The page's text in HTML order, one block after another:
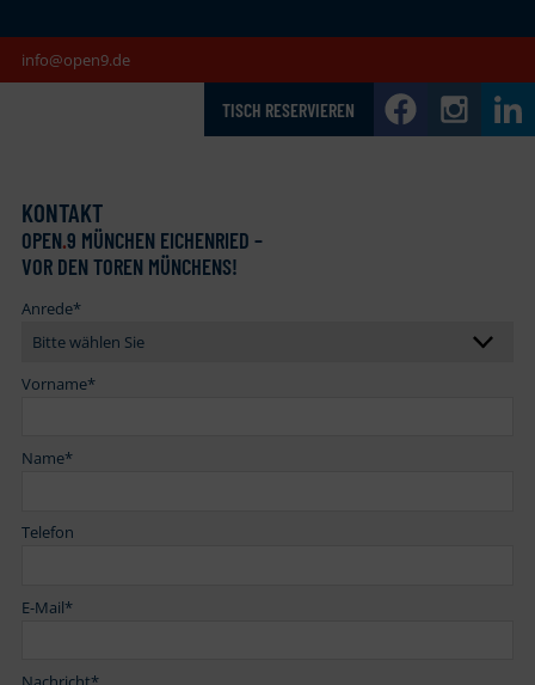
info@open9.de
TISCH RESERVIEREN
KONTAKT
OPEN.9 MÜNCHEN EICHENRIED –
VOR DEN TOREN MÜNCHENS!
Anrede*
Vorname*
Name*
Telefon
E-Mail*